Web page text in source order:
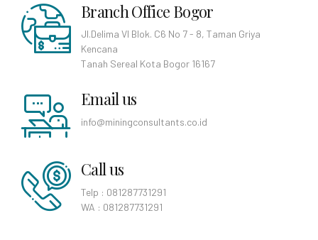
Branch Office Bogor
Jl.Delima VI Blok. C6 No 7 - 8, Taman Griya
Kencana
Tanah Sereal Kota Bogor 16167
Email us
info@miningconsultants.co.id
Call us
Telp : 081287731291
WA : 081287731291